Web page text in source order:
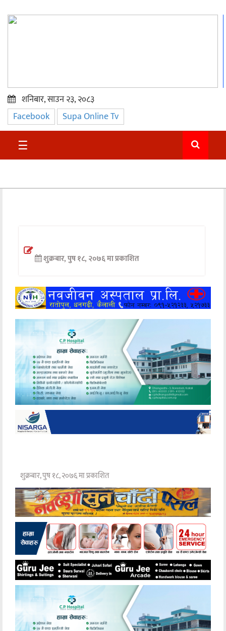
प्रमुख
समाचार
सुदुर
अन्तर्वार्ता
खेलकुद
मनोरञ्जन
अन्य
शनिबार, साउन २३, २०८३
Facebook Supa Online Tv
☰
शुक्रबार, पुष १८, २०७६ मा प्रकाशित
शुक्रबार, पुष १८, २०७६ मा प्रकाशित